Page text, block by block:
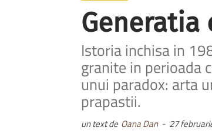
Generatia
Istoria inchisa in
granite in perioada
unui paradox: arta
prapastii.
un text de Oana Dan - 27